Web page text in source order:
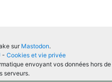
sur Mastodon.
- Cookies et vie privée
envoyant vos données hors de
serveurs.